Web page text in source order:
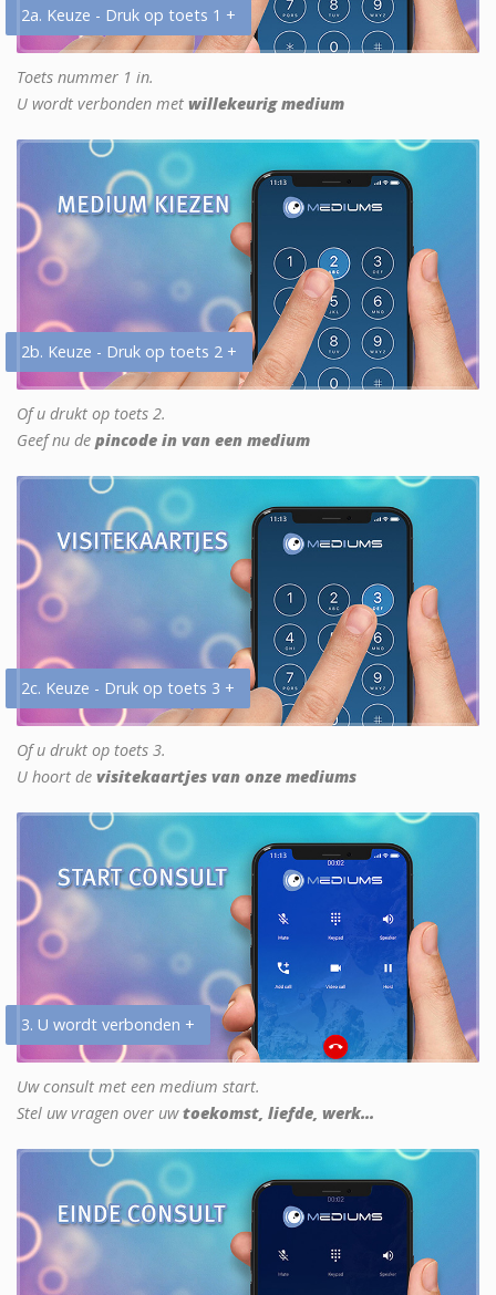
2a. Keuze - Druk op toets 1 +
Toets nummer 1 in.
U wordt verbonden met willekeurig medium
2b. Keuze - Druk op toets 2 +
Of u drukt op toets 2.
Geef nu de pincode in van een medium
2c. Keuze - Druk op toets 3 +
Of u drukt op toets 3.
U hoort de visitekaartjes van onze mediums
3. U wordt verbonden +
Uw consult met een medium start.
Stel uw vragen over uwtoekomst, liefde, werk...